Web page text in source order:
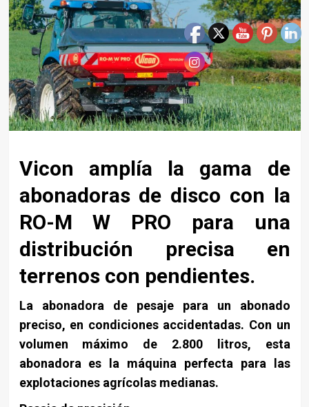
Vicon amplía la gama de
abonadoras de disco con la
RO-M W PRO para una
distribución precisa en
terrenos con pendientes.
La abonadora de pesaje para un abonado
preciso, en condiciones accidentadas. Con un
volumen máximo de 2.800 litros, esta
abonadora es la máquina perfecta para las
explotaciones agrícolas medianas.